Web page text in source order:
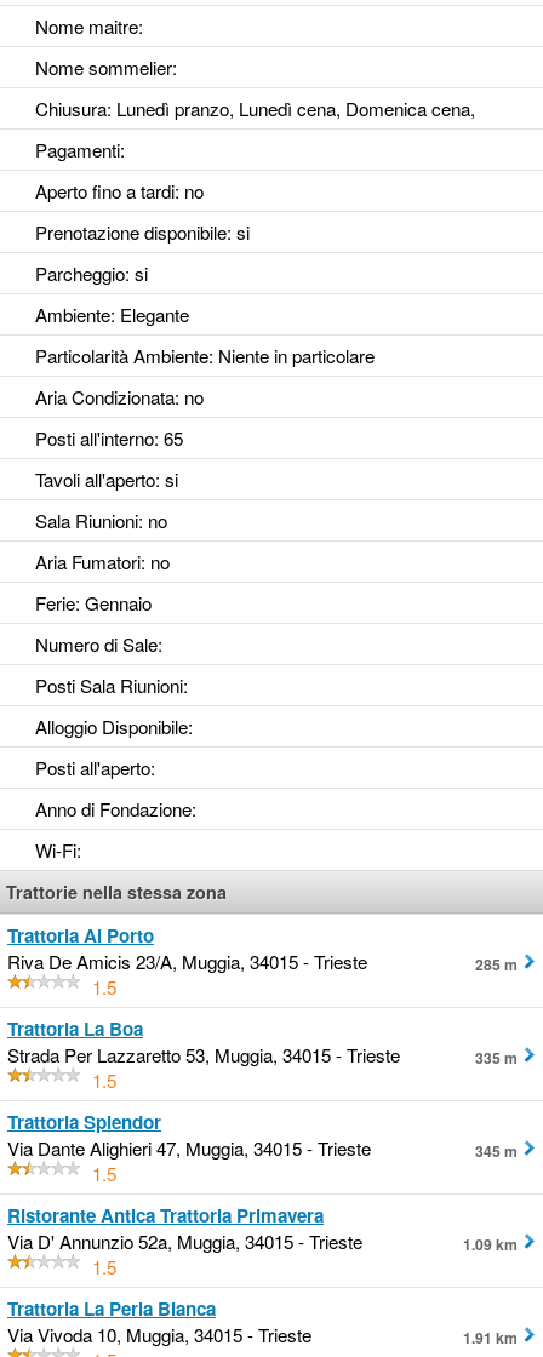
Nome maitre:
Nome sommelier:
Chiusura: Lunedì pranzo, Lunedì cena, Domenica cena,
Pagamenti:
Aperto fino a tardi: no
Prenotazione disponibile: si
Parcheggio: si
Ambiente: Elegante
Particolarità Ambiente: Niente in particolare
Aria Condizionata: no
Posti all'interno: 65
Tavoli all'aperto: si
Sala Riunioni: no
Aria Fumatori: no
Ferie: Gennaio
Numero di Sale:
Posti Sala Riunioni:
Alloggio Disponibile:
Posti all'aperto:
Anno di Fondazione:
Wi-Fi:
Trattorie nella stessa zona
Trattoria Al Porto
Riva De Amicis 23/A, Muggia, 34015 - Trieste
1.5
285 m
Trattoria La Boa
Strada Per Lazzaretto 53, Muggia, 34015 - Trieste
1.5
335 m
Trattoria Splendor
Via Dante Alighieri 47, Muggia, 34015 - Trieste
1.5
345 m
Ristorante Antica Trattoria Primavera
Via D' Annunzio 52a, Muggia, 34015 - Trieste
1.5
1.09 km
Trattoria La Perla Bianca
Via Vivoda 10, Muggia, 34015 - Trieste
1.91 km